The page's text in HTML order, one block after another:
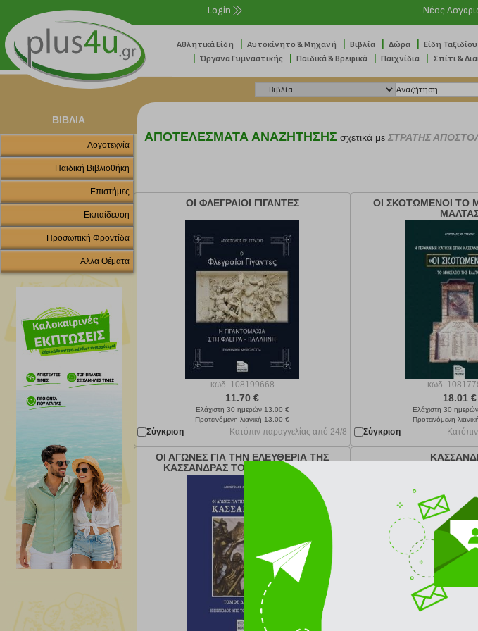
Login Νέος
Αθλητικά Είδη Αυτοκίνητο & Μηχανή Βιβλία Δώρα Είδη Ταξιδίου
Όργανα Γυμναστικής Παιδικά & Βρεφικά Παιχνίδια Σπίτι &
ΒΙΒΛΙΑ
Λογοτεχνία
Παιδική Βιβλιοθήκη
Επιστήμες
Εκπαίδευση
Προσωπική Φροντίδα
Αλλα Θέματα
ΑΠΟΤΕΛΕΣΜΑΤΑ ΑΝΑΖΗΤΗΣΗΣ σχετικά με ΣΤΡΑΤΗΣ
ΟΙ ΦΛΕΓΡΑΙΟΙ ΓΙΓΑΝΤΕΣ
κωδ. 108199668
11.70 €
Ελάχιστη 30 ημερών 13.00 €
Προτεινόμενη λιανική 13.00 €
Σύγκριση Κατόπιν παραγγελίας από 24/8
ΟΙ ΣΚΟΤΩΜΕΝΟΙ ΤΟ
κωδ.
18.01 €
Ελάχιστη 30
Προτεινόμενη
Σύγκριση
ΟΙ ΑΓΩΝΕΣ ΓΙΑ ΤΗΝ ΕΛΕΥΘΕΡΙΑ ΤΗΣ
ΚΑΣΣΑΝΔΡΑΣ ΤΟΜΟΣ ΔΕΥΤΕΡΟΣ